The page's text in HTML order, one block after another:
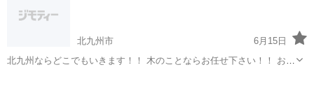
中心の丁寧な除草作業...
北九州市
6月15日
北九州ならどこでもいきます！！ 木のことならお任せ下さい！！ お問